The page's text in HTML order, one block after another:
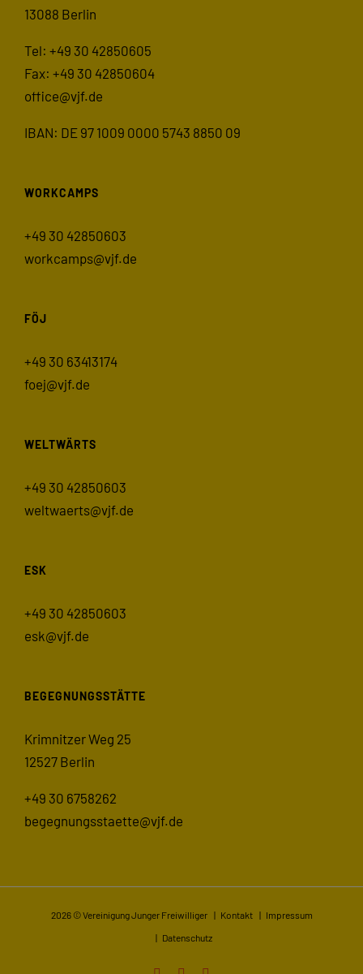
13088 Berlin
Tel: +49 30 42850605
Fax: +49 30 42850604
office@vjf.de
IBAN: DE 97 1009 0000 5743 8850 09
WORKCAMPS
+49 30 42850603
workcamps@vjf.de
FÖJ
+49 30 63413174
foej@vjf.de
WELTWÄRTS
+49 30 42850603
weltwaerts@vjf.de
ESK
+49 30 42850603
esk@vjf.de
BEGEGNUNGSSTÄTTE
Krimnitzer Weg 25
12527 Berlin
+49 30 6758262
begegnungsstaette@vjf.de
2026 © Vereinigung Junger Freiwilliger | Kontakt| Impressum
| Datenschutz